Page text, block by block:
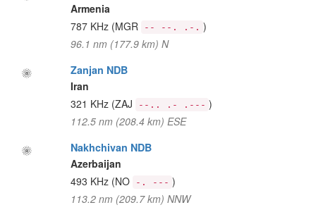
Armenia
787 KHz (MGR -- --. .-. )
96.1 nm (177.9 km) N
Zanjan NDB
Iran
321 KHz (ZAJ --.. .- .--- )
112.5 nm (208.4 km) ESE
Nakhchivan NDB
Azerbaijan
493 KHz (NO -. --- )
113.2 nm (209.7 km) NNW